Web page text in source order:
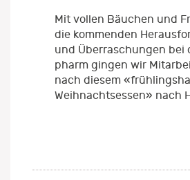
Mit vollen Bäuchen und
die kommenden
und Überraschungen bei
pharm gingen wir
nach diesem
Weihnachtsessen» nach